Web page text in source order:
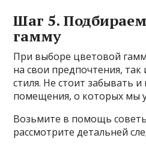
Шаг 5.
гамму
При выборе цветовой
на свои предпочтения, так
стиля. Не стоит забывать
помещения, о которых мы
Возьмите в помощь
рассмотрите детальней